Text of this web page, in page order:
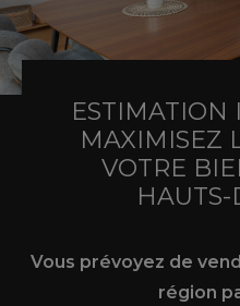
Accueil > Estimation
ESTIMATION
MAXIMISEZ
VOTRE
Vous prévoyez de
région